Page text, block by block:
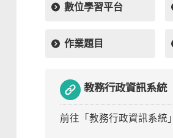
數位學習平台
作業題目
教務行政資訊系統
前往「教務行政資訊系統」